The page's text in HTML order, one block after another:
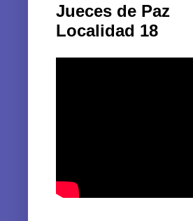
Jueces de Paz
Localidad 18